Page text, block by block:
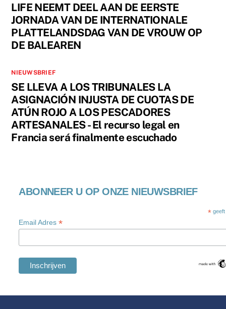
LIFE NEEMT DEEL AAN DE EERSTE
JORNADA VAN DE INTERNATIONALE
PLATTELANDSDAG VAN DE VROUW OP
DE BALEAREN
NIEUWSBRIEF
SE LLEVA A LOS TRIBUNALES LA
ASIGNACIÓN INJUSTA DE CUOTAS DE
ATÚN ROJO A LOS PESCADORES
ARTESANALES - El recurso legal en
Francia será finalmente escuchado
ABONNEER U OP ONZE NIEUWSBRIEF
*
Email Adres*
Swedish